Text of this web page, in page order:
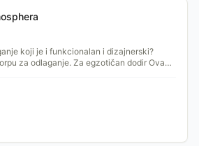
koji je i funkcionalan i dizajnerski?
za odlaganje. Za egzotičan dodir Ova